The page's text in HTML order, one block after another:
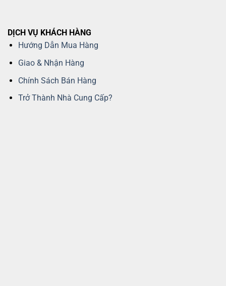
DỊCH VỤ KHÁCH HÀNG
Hướng Dẫn Mua Hàng
Giao & Nhận Hàng
Chính Sách Bán Hàng
Trở Thành Nhà Cung Cấp?